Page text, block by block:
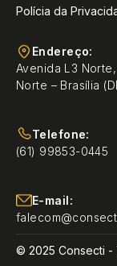
Polícia da
Endereço:
Avenida L3
Norte – Brasília
Telefone:
(61) 99853-0445
E-mail:
© 2025 Consecti -